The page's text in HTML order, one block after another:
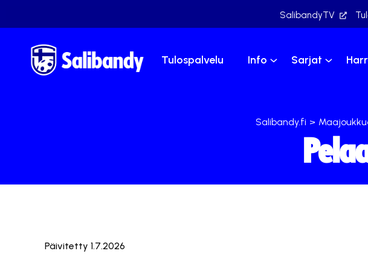
SalibandyTV
Tulospalvelu Info Sarjat
Salibandy.fi >
Päivitetty 1.7.2026